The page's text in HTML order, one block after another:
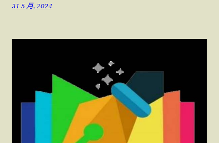
31 5 月, 2024